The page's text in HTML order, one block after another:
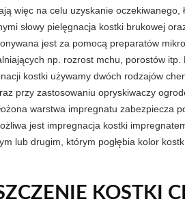
więc na celu uzyskanie oczekiwanego,
słowy pielęgnacja kostki brukowej
jest za pomocą preparatów
np. rozrost mchu, porostów itp.
kostki używamy dwóch rodzajów
przy zastosowaniu opryskiwaczy
warstwa impregnatu zabezpiecza
jest impregnacja kostki
lub drugim, którym pogłębia kolor
KOSTKI